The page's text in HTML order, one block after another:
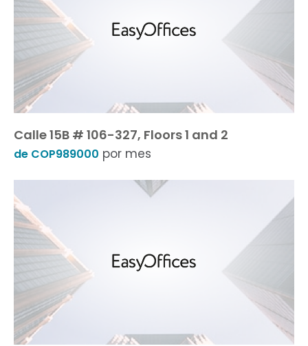
Calle 15B # 106-327, Floors 1 and 2
de COP989000 por mes